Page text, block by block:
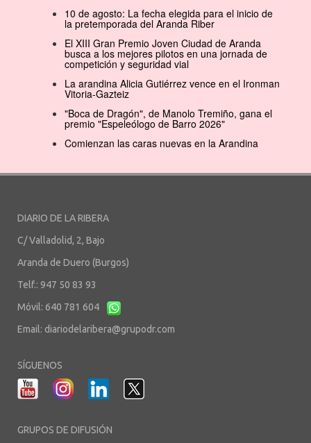
10 de agosto: La fecha elegida para el inicio de
la pretemporada del Aranda Riber
El XIII Gran Premio Joven Ciudad de Aranda
busca a los mejores pilotos en una jornada de
competición y seguridad vial
La arandina Alicia Gutiérrez vence en el Ironman
Vitoria-Gazteiz
"Boca de Dragón", de Manolo Tremiño, gana el
premio "Espeleólogo de Barro 2026"
Comienzan las caras nuevas en la Arandina
DIARIO DE LA RIBERA
C/ Valladolid, 2, Bajo
Aranda de Duero (Burgos)
Telf.: 947 50 83 93
Móvil: 640 781 604
Email: diariodelaribera@grupodr.com
SÍGUENOS
GRUPOS DE DIFUSIÓN